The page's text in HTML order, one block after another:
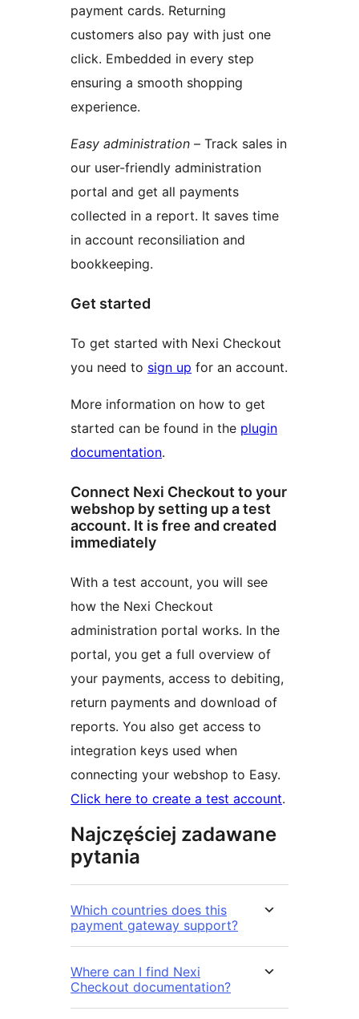
payment cards. Returning
customers also pay with just one
click. Embedded in every step
ensuring a smooth shopping
experience.
Easy administration – Track sales in
our user-friendly administration
portal and get all payments
collected in a report. It saves time
in account reconsiliation and
bookkeeping.
Get started
To get started with Nexi Checkout
you need to sign up for an account.
More information on how to get
started can be found in the plugin
documentation.
Connect Nexi Checkout to your
webshop by setting up a test
account. It is free and created
immediately
With a test account, you will see
how the Nexi Checkout
administration portal works. In the
portal, you get a full overview of
your payments, access to debiting,
return payments and download of
reports. You also get access to
integration keys used when
connecting your webshop to Easy.
Click here to create a test account.
Najczęściej zadawane
pytania
Which countries does this
payment gateway support?
Where can I find Nexi
Checkout documentation?